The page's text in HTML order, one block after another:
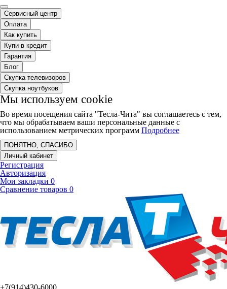
Сервисный центр
Оплата
Как купить
Купи в кредит
Гарантия
Блог
Скупка телевизоров
Скупка ноутбуков
Мы используем cookie
Во время посещения сайта "Тесла-Чита" вы соглашаетесь с тем,
что мы обрабатываем ваши персональные данные с
использованием метрических программ Подробнее
ПОНЯТНО, СПАСИБО
Личный кабинет
Регистрация
Авторизация
Мои закладки 0
Сравнение товаров 0
+7(914)430-6000